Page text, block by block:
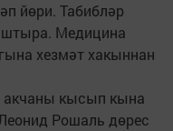
йөри. Табибләр
Медицина
хезмәт хакыннан
акчаны кысып кына
Рошаль дөрес